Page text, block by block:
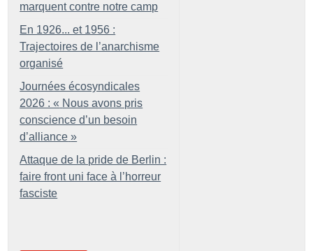
marquent contre notre camp
En 1926... et 1956 :
Trajectoires de l’anarchisme
organisé
Journées écosyndicales
2026 : « Nous avons pris
conscience d’un besoin
d’alliance »
Attaque de la pride de Berlin :
faire front uni face à l’horreur
fasciste